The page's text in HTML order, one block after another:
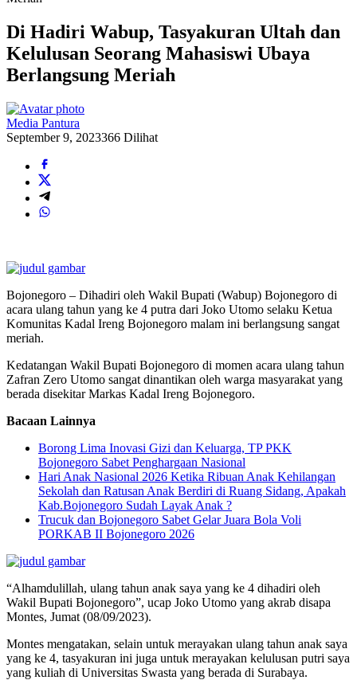
Di Hadiri Wabup, Tasyakuran Ultah dan
Kelulusan Seorang Mahasiswi Ubaya
Berlangsung Meriah
Media Pantura
September 9, 2023366 Dilihat
Bojonegoro – Dihadiri oleh Wakil Bupati (Wabup) Bojonegoro di
acara ulang tahun yang ke 4 putra dari Joko Utomo selaku Ketua
Komunitas Kadal Ireng Bojonegoro malam ini berlangsung sangat
meriah.
Kedatangan Wakil Bupati Bojonegoro di momen acara ulang tahun
Zafran Zero Utomo sangat dinantikan oleh warga masyarakat yang
berada disekitar Markas Kadal Ireng Bojonegoro.
Bacaan Lainnya
Borong Lima Inovasi Gizi dan Keluarga, TP PKK
Bojonegoro Sabet Penghargaan Nasional
Hari Anak Nasional 2026 Ketika Ribuan Anak Kehilangan
Sekolah dan Ratusan Anak Berdiri di Ruang Sidang, Apakah
Kab.Bojonegoro Sudah Layak Anak ?
Trucuk dan Bojonegoro Sabet Gelar Juara Bola Voli
PORKAB II Bojonegoro 2026
“Alhamdulillah, ulang tahun anak saya yang ke 4 dihadiri oleh
Wakil Bupati Bojonegoro”, ucap Joko Utomo yang akrab disapa
Montes, Jumat (08/09/2023).
Montes mengatakan, selain untuk merayakan ulang tahun anak saya
yang ke 4, tasyakuran ini juga untuk merayakan kelulusan putri saya
yang kuliah di Universitas Swasta yang berada di Surabaya.